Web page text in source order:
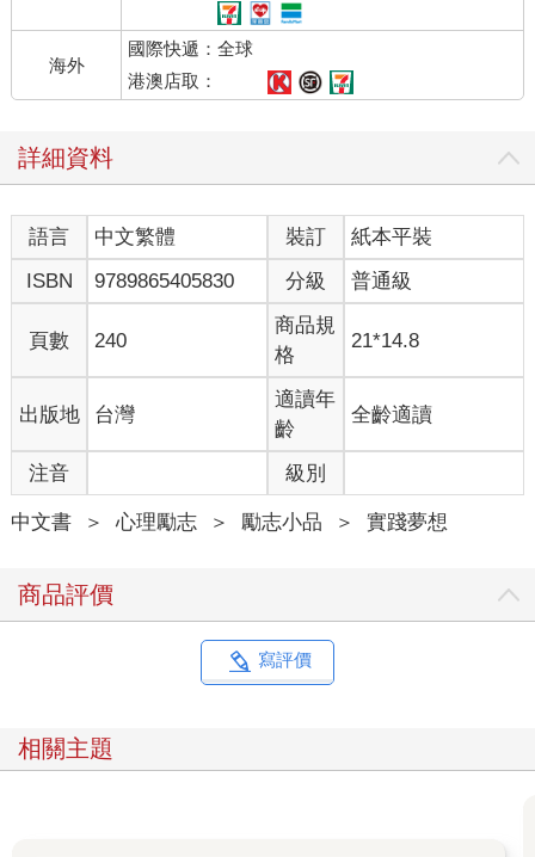
海外
國際快遞：全球
港澳店取：
詳細資料
語言 中文繁體 裝訂
紙本平裝
ISBN
9789865405830 分級 普通級
頁數 240
商品規
格
21*14.8
出版地 台灣
適讀年
齡
全齡適讀
注音 級別
中文書 ＞ 心理勵志 ＞ 勵志小品 ＞ 實踐夢想
商品評價
寫評價
相關主題